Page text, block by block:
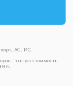
АС, ИС.
Точную стоимость